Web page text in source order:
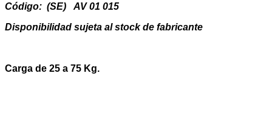
Código: (SE) AV 01 015
Disponibilidad sujeta al stock de fabricante
Carga de 25 a 75 Kg.